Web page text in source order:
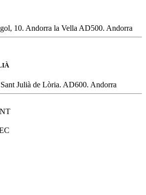
10. Andorra la Vella AD500. Andorra
Julià de Lòria. AD600. Andorra